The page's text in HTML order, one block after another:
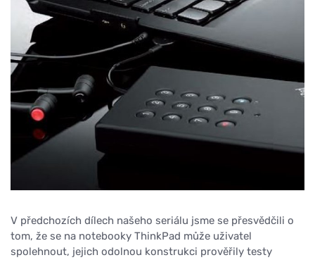
V předchozích dílech našeho seriálu jsme se přesvědčili o
tom, že se na notebooky ThinkPad může uživatel
spolehnout, jejich odolnou konstrukci prověřily testy